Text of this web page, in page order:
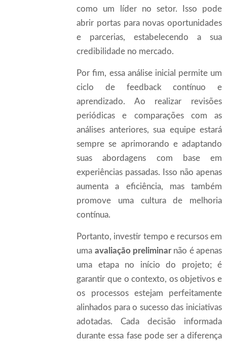
como um líder no setor. Isso pode
abrir portas para novas oportunidades
e parcerias, estabelecendo a sua
credibilidade no mercado.
Por fim, essa análise inicial permite um
ciclo de feedback contínuo e
aprendizado. Ao realizar revisões
periódicas e comparações com as
análises anteriores, sua equipe estará
sempre se aprimorando e adaptando
suas abordagens com base em
experiências passadas. Isso não apenas
aumenta a eficiência, mas também
promove uma cultura de melhoria
contínua.
Portanto, investir tempo e recursos em
uma avaliação preliminarnão é apenas
uma etapa no início do projeto; é
garantir que o contexto, os objetivos e
os processos estejam perfeitamente
alinhados para o sucesso das iniciativas
adotadas. Cada decisão informada
durante essa fase pode ser a diferença